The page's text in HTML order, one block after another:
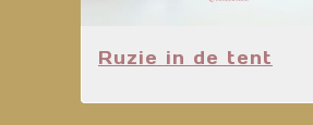
Ruzie in de tent